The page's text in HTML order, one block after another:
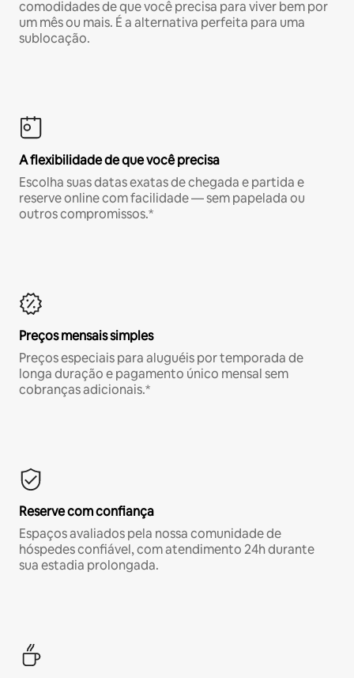
comodidades de que você precisa para viver bem por
um mês ou mais. É a alternativa perfeita para uma
sublocação.
A flexibilidade de que você precisa
Escolha suas datas exatas de chegada e partida e
reserve online com facilidade — sem papelada ou
outros compromissos.*
Preços mensais simples
Preços especiais para aluguéis por temporada de
longa duração e pagamento único mensal sem
cobranças adicionais.*
Reserve com confiança
Espaços avaliados pela nossa comunidade de
hóspedes confiável, com atendimento 24h durante
sua estadia prolongada.